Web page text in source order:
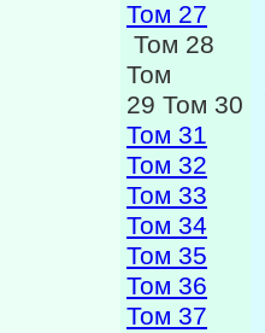
Том 27
Том 28
Том
29 Том 30
Том 31
Том 32
Том 33
Том 34
Том 35
Том 36
Том 37